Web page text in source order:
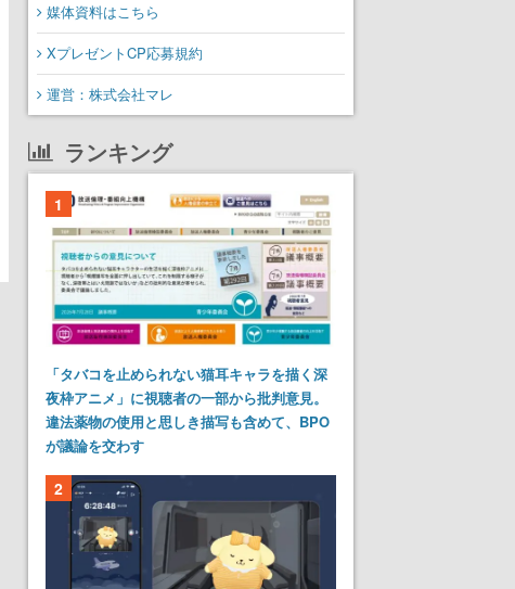
媒体資料はこちら
XプレゼントCP応募規約
運営：株式会社マレ
ランキング
1
「タバコを止められない猫耳キャラを描く深
夜枠アニメ」に視聴者の一部から批判意見。
違法薬物の使用と思しき描写も含めて、BPO
が議論を交わす
2